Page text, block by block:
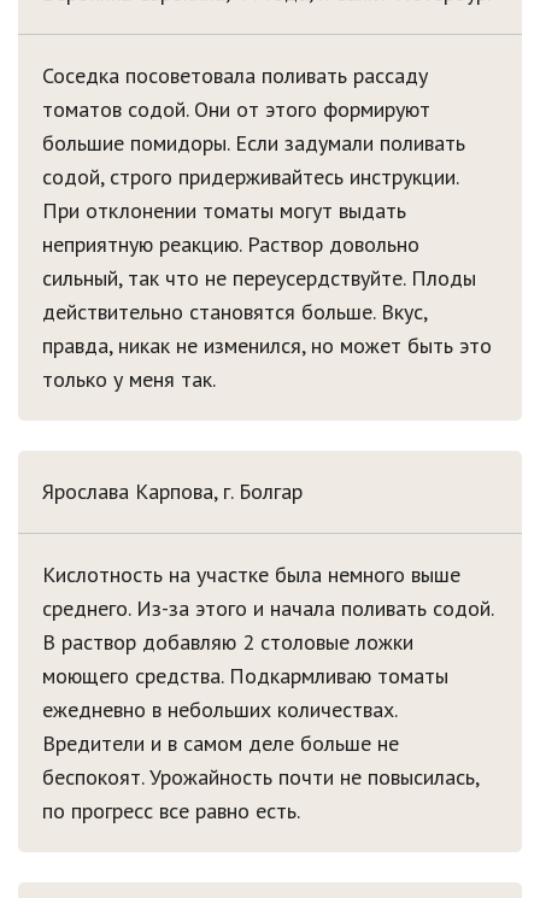
Соседка посоветовала поливать рассаду
томатов содой. Они от этого формируют
большие помидоры. Если задумали поливать
содой, строго придерживайтесь инструкции.
При отклонении томаты могут выдать
неприятную реакцию. Раствор довольно
сильный, так что не переусердствуйте. Плоды
действительно становятся больше. Вкус,
правда, никак не изменился, но может быть это
только у меня так.
Ярослава Карпова, г. Болгар
Кислотность на участке была немного выше
среднего. Из-за этого и начала поливать содой.
В раствор добавляю 2 столовые ложки
моющего средства. Подкармливаю томаты
ежедневно в небольших количествах.
Вредители и в самом деле больше не
беспокоят. Урожайность почти не повысилась,
по прогресс все равно есть.